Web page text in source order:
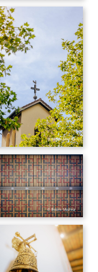
© Besim Mazhiqi
© Besim Mazhiqi